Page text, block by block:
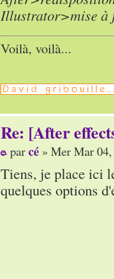
Illustrator>mise à
Voilà, voilà...
Re: [After
parcé » Mer Mar
Tiens, je place ici
quelques options